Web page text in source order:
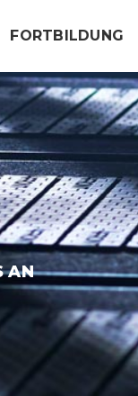
FORTBILDUNG
AN